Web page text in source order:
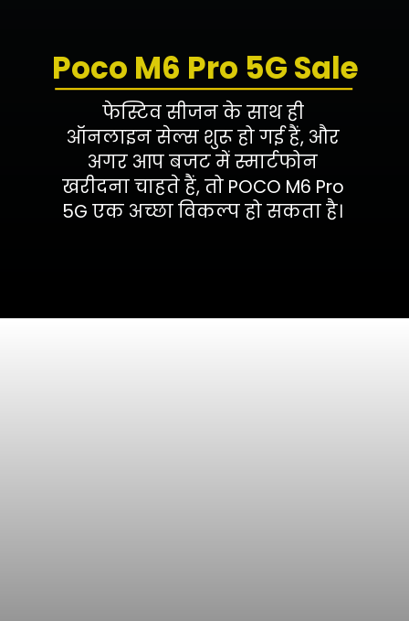
फेस्टिव सीजन के साथ ही
ऑनलाइन सेल्स शुरू हो गई हैं, और
अगर आप बजट में स्मार्टफोन
खरीदना चाहते हैं, तो POCO M6 Pro
5G एक अच्छा विकल्प हो सकता है।
Poco M6 Pro 5G Sale